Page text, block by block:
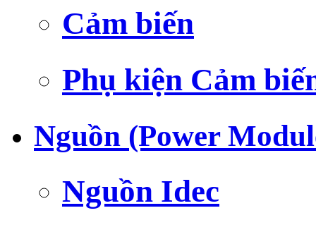
Cảm biến
Phụ kiện Cảm
Nguồn (Power
Nguồn Idec